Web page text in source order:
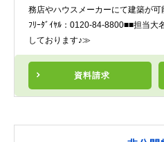
資料請求
務店やハウスメーカーにて建築が
ﾌﾘｰﾀﾞｲﾔﾙ：0120-84-8800■■担当大
しております♪≫